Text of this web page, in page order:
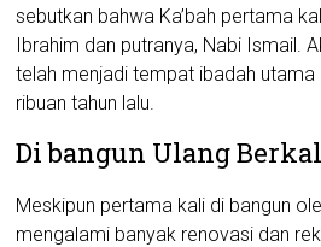
sebutkan bahwa Ka’bah pertama
Ibrahim dan putranya, Nabi Ismail.
telah menjadi tempat ibadah
ribuan tahun lalu.
Di bangun Ulang
Meskipun pertama kali di bangun
mengalami banyak renovasi dan